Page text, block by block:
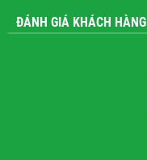
ĐÁNH GIÁ KHÁCH HÀNG